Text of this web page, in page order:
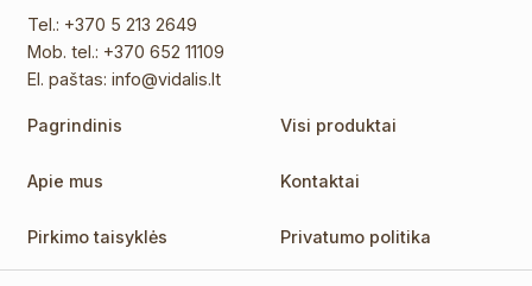
Tel.: +370 5 213 2649
Mob. tel.: +370 652 11109
El. paštas:info@vidalis.lt
Pagrindinis Visi produktai
Apie mus Kontaktai
Pirkimo taisyklės Privatumo politika